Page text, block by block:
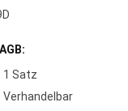
1 Satz
Verhandelbar